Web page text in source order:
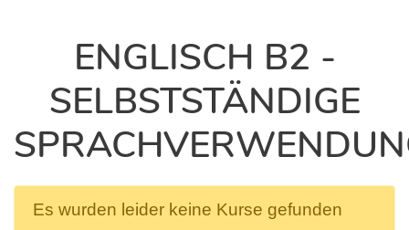
ENGLISCH B2 -
SELBSTSTÄNDIGE
Es wurden leider keine Kurse gefunden